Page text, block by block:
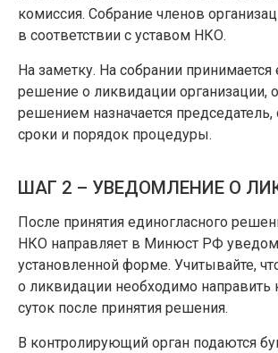
комиссия. Собрание членов
в соответствии с уставом НКО.
На заметку. На собрании принимается
решение о ликвидации организации,
решением назначается
сроки и порядок процедуры.
ШАГ 2 – УВЕДОМЛЕНИЕ О
После принятия единогласного
НКО направляет в Минюст РФ
установленной форме. Учитывайте,
о ликвидации необходимо направить
суток после принятия решения.
В контролирующий орган подаются